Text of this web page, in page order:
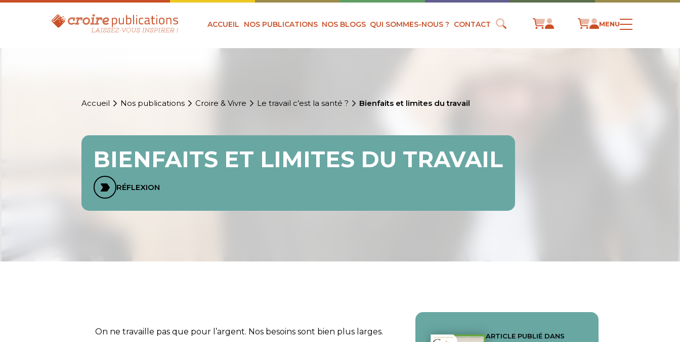
ACCUEIL NOS PUBLICATIONS NOS BLOGS QUI SOMMES-NOUS ? CONTACT MENU
Accueil Nos publications Croire & Vivre Le travail c’est la santé ? Bienfaits et limites du travail
BIENFAITS ET LIMITES DU TRAVAIL
RÉFLEXION
On ne travaille pas que pour l’argent. Nos besoins sont bien plus larges. ARTICLE PUBLIÉ DANS